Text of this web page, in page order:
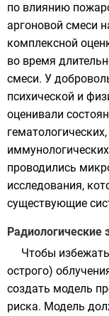
по влиянию
аргоновой смеси
комплексной
во время
смеси. У
психической и
оценивали
проводились
исследования,
существующие
Радиологические
Чтобы
острого)
создать модель
риска. Модель